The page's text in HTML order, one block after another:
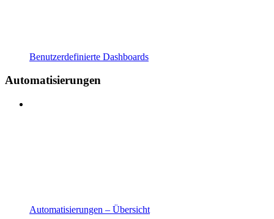
Benutzerdefinierte Dashboards
Automatisierungen
Automatisierungen – Übersicht